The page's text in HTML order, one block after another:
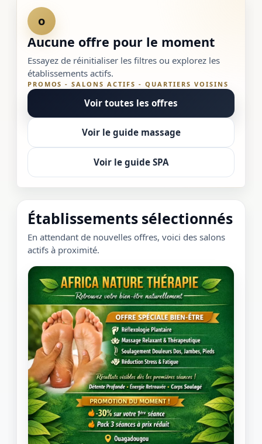
o
Aucune offre pour le moment
Essayez de réinitialiser les filtres ou explorez les
établissements actifs.
PROMOS - SALONS ACTIFS - QUARTIERS VOISINS
Voir toutes les offres
Voir le guide massage
Voir le guide SPA
Établissements sélectionnés
En attendant de nouvelles offres, voici des salons
actifs à proximité.